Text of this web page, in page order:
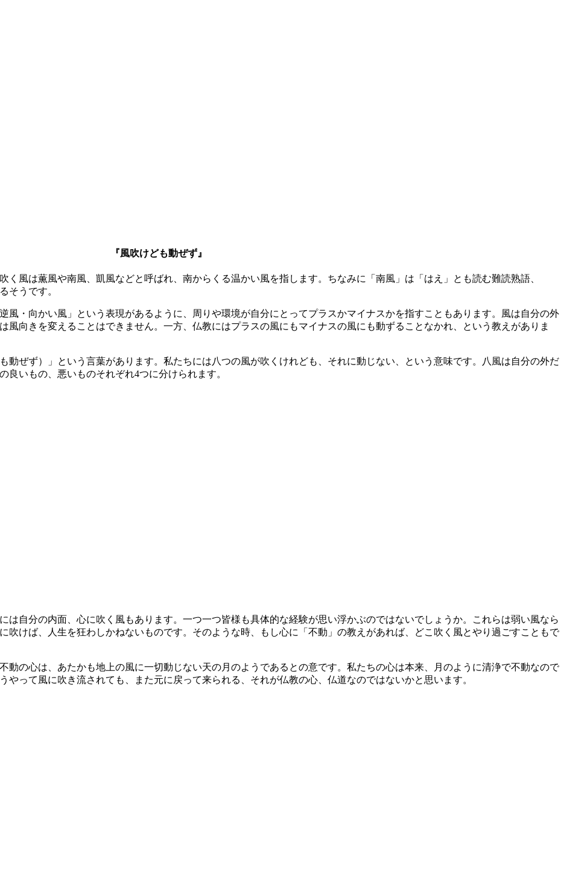
『風吹けども動ぜず』
く風は薫風や南風、凱風などと呼ばれ、南からくる温かい風を指します。ちなみに「南風」は「はえ」とも読む難読熟語、
そうです。
風・向かい風」という表現があるように、周りや環境が自分にとってプラスかマイナスかを指すこともあります。風は自分の外
風向きを変えることはできません。一方、仏教にはプラスの風にもマイナスの風にも動ずることなかれ、という教えがありま
動ぜず）」という言葉があります。私たちには八つの風が吹くけれども、それに動じない、という意味です。八風は自分の外だ
いもの、悪いものそれぞれ4つに分けられます。
は自分の内面、心に吹く風もあります。一つ一つ皆様も具体的な経験が思い浮かぶのではないでしょうか。これらは弱い風なら
吹けば、人生を狂わしかねないものです。そのような時、もし心に「不動」の教えがあれば、どこ吹く風とやり過ごすこともで
動の心は、あたかも地上の風に一切動じない天の月のようであるとの意です。私たちの心は本来、月のように清浄で不動なので
って風に吹き流されても、また元に戻って来られる、それが仏教の心、仏道なのではないかと思います。